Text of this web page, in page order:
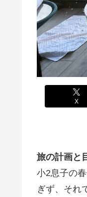
X
旅の計画と
小2息子の
ぎず、それ